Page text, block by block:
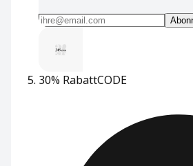
30% RabattCODE